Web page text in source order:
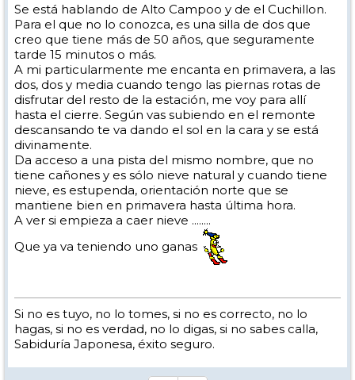
Se está hablando de Alto Campoo y de el Cuchillon.
Para el que no lo conozca, es una silla de dos que
creo que tiene más de 50 años, que seguramente
tarde 15 minutos o más.
A mi particularmente me encanta en primavera, a las
dos, dos y media cuando tengo las piernas rotas de
disfrutar del resto de la estación, me voy para allí
hasta el cierre. Según vas subiendo en el remonte
descansando te va dando el sol en la cara y se está
divinamente.
Da acceso a una pista del mismo nombre, que no
tiene cañones y es sólo nieve natural y cuando tiene
nieve, es estupenda, orientación norte que se
mantiene bien en primavera hasta última hora.
A ver si empieza a caer nieve ........
Que ya va teniendo uno ganas
Si no es tuyo, no lo tomes, si no es correcto, no lo
hagas, si no es verdad, no lo digas, si no sabes calla,
Sabiduría Japonesa, éxito seguro.